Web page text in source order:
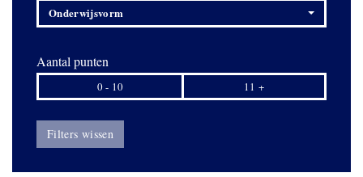
Onderwijsvorm
Aantal punten
0 - 10 11 +
Filters wissen